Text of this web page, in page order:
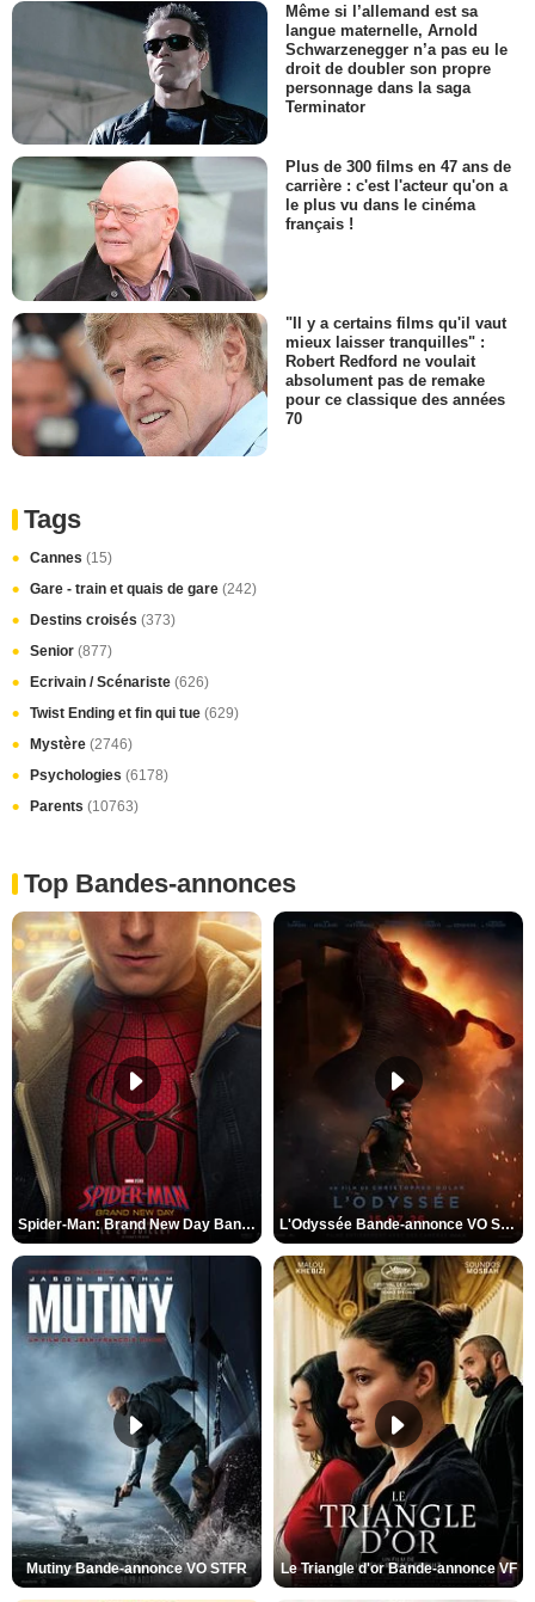
Même si l’allemand est sa
langue maternelle, Arnold
Schwarzenegger n’a pas eu le
droit de doubler son propre
personnage dans la saga
Terminator
Plus de 300 films en 47 ans de
carrière : c'est l'acteur qu'on a
le plus vu dans le cinéma
français !
"Il y a certains films qu'il vaut
mieux laisser tranquilles" :
Robert Redford ne voulait
absolument pas de remake
pour ce classique des années
70
Tags
Cannes (15)
Gare - train et quais de gare (242)
Destins croisés (373)
Senior (877)
Ecrivain / Scénariste (626)
Twist Ending et fin qui tue (629)
Mystère (2746)
Psychologies (6178)
Parents (10763)
Top Bandes-annonces
Spider-Man: Brand New Day Bande-annonce VO STFR L'Odyssée Bande-annonce VO STFR
Mutiny Bande-annonce VO STFR Le Triangle d'or Bande-annonce VF